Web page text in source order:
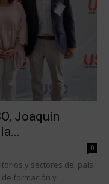
Joaquín
0
y sectores del país
formación y